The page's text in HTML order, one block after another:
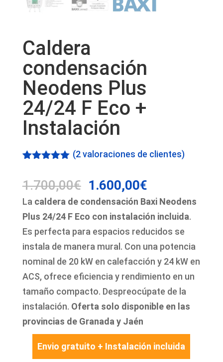
Caldera
condensación
Neodens Plus
24/24 F Eco +
Instalación
5 en base
valoracione
s de
clientes
(2valoraciones de clientes)
1.700,00€ El
precio
original
era:
1.700,00€.
1.600,00€El
precio
actual
es:
1.600,00€.
La caldera de condensación Baxi Neodens
Plus 24/24 F Eco con instalación incluida.
Es perfecta para espacios reducidos se
instala de manera mural. Con una potencia
nominal de 20 kW en calefacción y 24 kW en
ACS, ofrece eficiencia y rendimiento en un
tamaño compacto. Despreocúpate de la
instalación. Oferta solo disponible en las
provincias de Granada y Jaén
Envio gratuito + Instalación incluida